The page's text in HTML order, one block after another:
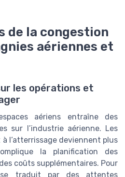
de la congestion
aériennes et
les opérations et
aériens entraîne des
sur l’industrie aérienne. Les
l’atterrissage deviennent plus
la planification des
coûts supplémentaires. Pour
se traduit par des attentes